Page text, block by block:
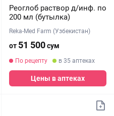
Реоглоб раствор д/инф. по
200 мл (бутылка)
Reka-Med Farm (Узбекистан)
от 51 500сум
По рецепту в 35 аптеках
Цены в аптеках